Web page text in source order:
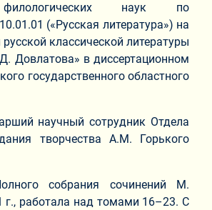
наук по
(«Русская литература») на
классической литературы
Довлатова» в диссертационном
государственного областного
научный сотрудник Отдела
творчества А.М. Горького
собрания сочинений М.
г., работала над томами 16–23. С